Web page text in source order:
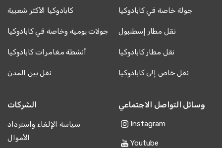
كابادوكيا الأكثر شعبية جولة خاصة في كابادوكيا
جولات يومية وخاصة في كابادوكيا نقل مطار إسطنبول
أنشطة مغامرات كابادوكيا نقل مطار كابادوكيا
نقل بين المدن نقل خاص إلى كابادوكيا
الشركات
سياسة الإلغاء واسترداد
الأموال
وسائل التواصل الاجتماعي
Instagram
Youtube